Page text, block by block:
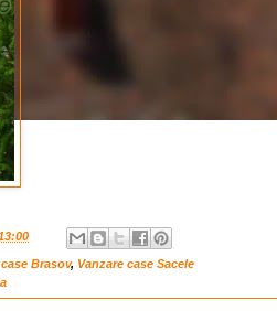
Brasov, Vanzare case Sacele